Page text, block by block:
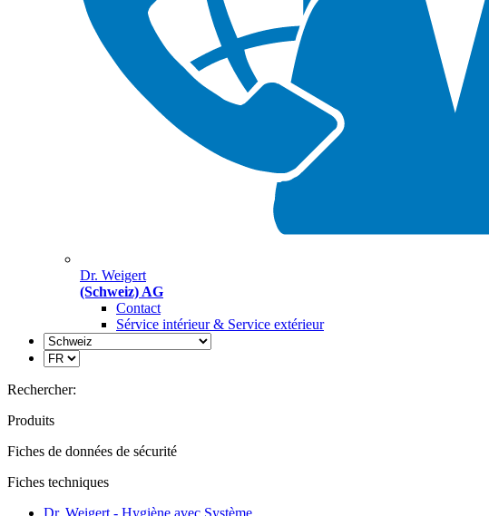
Dr. Weigert
(Schweiz) AG
Contact
Sérvice intérieur & Service extérieur
Rechercher:
Produits
Fiches de données de sécurité
Fiches techniques
Dr. Weigert - Hygiène avec Système